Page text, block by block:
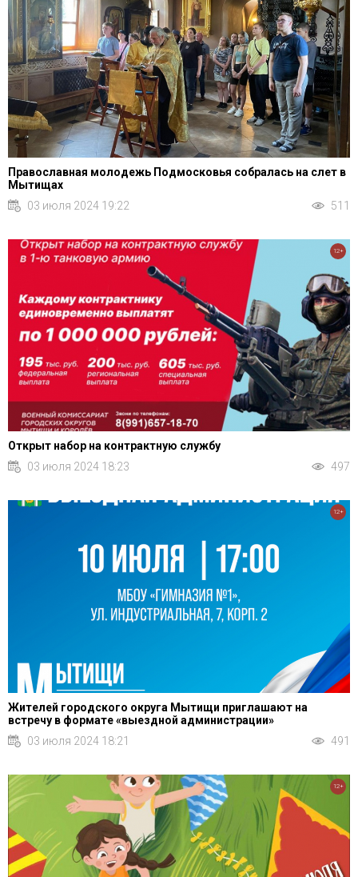
Православная молодежь Подмосковья собралась на слет в
Мытищах
03 июля 2024 19:22
511
Открыт набор на контрактную службу
03 июля 2024 18:23
497
12+
Жителей городского округа Мытищи приглашают на
встречу в формате «выездной администрации»
03 июля 2024 18:21
491
12+
12+